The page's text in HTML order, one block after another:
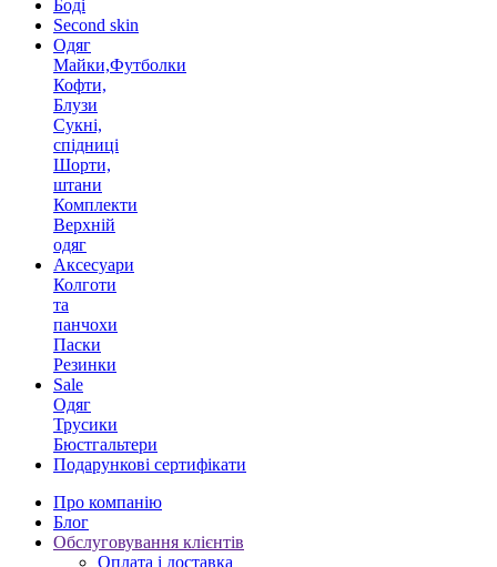
Боді
Second skin
Одяг
Майки,Футболки
Кофти,
Блузи
Сукні,
спідниці
Шорти,
штани
Комплекти
Верхній
одяг
Аксесуари
Колготи
та
панчохи
Паски
Резинки
Sale
Одяг
Трусики
Бюстгальтери
Подарункові сертифікати
Про компанію
Блог
Обслуговування клієнтів
Оплата і доставка